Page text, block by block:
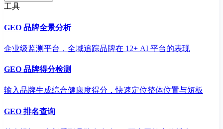
工具
GEO 品牌全景分析
企业级监测平台，全域追踪品牌在 12+ AI 平台的表现
GEO 品牌得分检测
输入品牌生成综合健康度得分，快速定位整体位置与短板
GEO 排名查询